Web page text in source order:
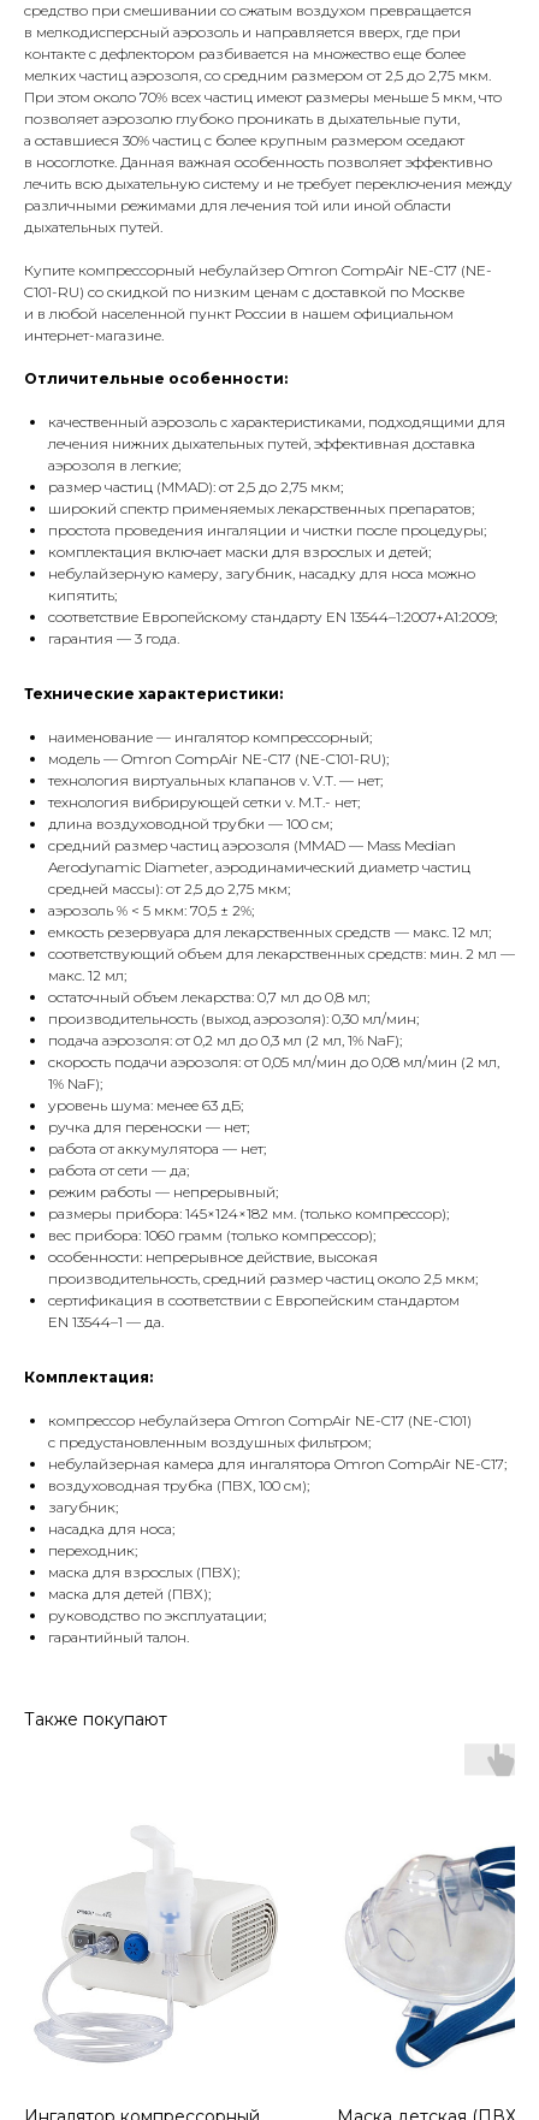
средство при смешивании со сжатым воздухом превращается
в мелкодисперсный аэрозоль и направляется вверх, где при
контакте с дефлектором разбивается на множество еще более
мелких частиц аэрозоля, со средним размером от 2,5 до 2,75 мкм.
При этом около 70% всех частиц имеют размеры меньше 5 мкм, что
позволяет аэрозолю глубоко проникать в дыхательные пути,
а оставшиеся 30% частиц с более крупным размером оседают
в носоглотке. Данная важная особенность позволяет эффективно
лечить всю дыхательную систему и не требует переключения между
различными режимами для лечения той или иной области
дыхательных путей.
Купите компрессорный небулайзер Omron CompAir NE-C17 (NE-
C101-RU) со скидкой по низким ценам с доставкой по Москве
и в любой населенной пункт России в нашем официальном
интернет-магазине.
Отличительные особенности:
качественный аэрозоль с характеристиками, подходящими для
лечения нижних дыхательных путей, эффективная доставка
аэрозоля в легкие;
размер частиц (MMAD): от 2,5 до 2,75 мкм;
широкий спектр применяемых лекарственных препаратов;
простота проведения ингаляции и чистки после процедуры;
комплектация включает маски для взрослых и детей;
небулайзерную камеру, загубник, насадку для носа можно
кипятить;
соответствие Европейскому стандарту EN 13544–1:2007+A1:2009;
гарантия — 3 года.
Технические характеристики:
наименование — ингалятор компрессорный;
модель — Omron CompAir NE-C17 (NE-C101-RU);
технология виртуальных клапанов v. V.T. — нет;
технология вибрирующей сетки v. M.T.- нет;
длина воздуховодной трубки — 100 см;
средний размер частиц аэрозоля (MMAD — Mass Median
Aerodynamic Diameter, аэродинамический диаметр частиц
средней массы): от 2,5 до 2,75 мкм;
аэрозоль % < 5 мкм: 70,5 ± 2%;
емкость резервуара для лекарственных средств — макс. 12 мл;
соответствующий объем для лекарственных средств: мин. 2 мл —
макс. 12 мл;
остаточный объем лекарства: 0,7 мл до 0,8 мл;
производительность (выход аэрозоля): 0,30 мл/мин;
подача аэрозоля: от 0,2 мл до 0,3 мл (2 мл, 1% NaF);
скорость подачи аэрозоля: от 0,05 мл/мин до 0,08 мл/мин (2 мл,
1% NaF);
уровень шума: менее 63 дБ;
ручка для переноски — нет;
работа от аккумулятора — нет;
работа от сети — да;
режим работы — непрерывный;
размеры прибора: 145×124×182 мм. (только компрессор);
вес прибора: 1060 грамм (только компрессор);
особенности: непрерывное действие, высокая
производительность, средний размер частиц около 2,5 мкм;
сертификация в соответствии с Европейским стандартом
EN 13544–1 — да.
Комплектация:
компрессор небулайзера Omron CompAir NE-C17 (NE-C101)
с предустановленным воздушных фильтром;
небулайзерная камера для ингалятора Omron CompAir NE-C17;
воздуховодная трубка (ПВХ, 100 см);
загубник;
насадка для носа;
переходник;
маска для взрослых (ПВХ);
маска для детей (ПВХ);
руководство по эксплуатации;
гарантийный талон.
Также покупают